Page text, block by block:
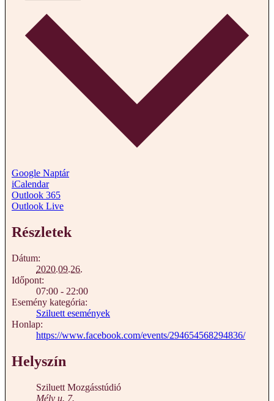
Google Naptár
iCalendar
Outlook 365
Outlook Live
Részletek
Dátum:
2020.09.26.
Időpont:
07:00 - 22:00
Esemény kategória:
Sziluett események
Honlap:
https://www.facebook.com/events/294654568294836/
Helyszín
Sziluett Mozgásstúdió
Mély u. 7.